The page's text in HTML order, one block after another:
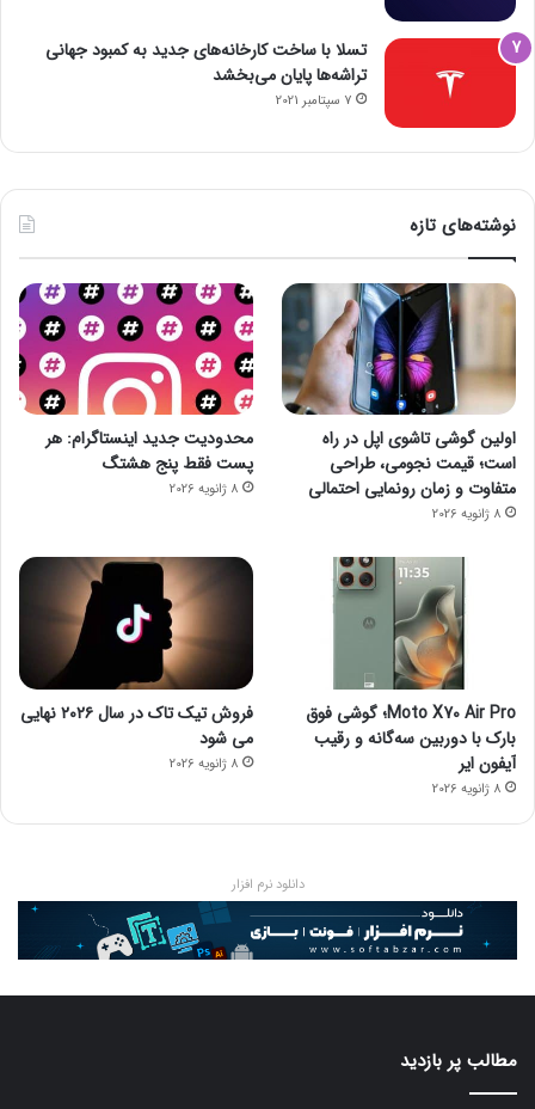
تسلا با ساخت کارخانه‌های جدید به کمبود جهانی
تراشه‌ها پایان می‌بخشد
7 سپتامبر 2021
نوشته‌های تازه
اولین گوشی تاشوی اپل در راه
است؛ قیمت نجومی، طراحی
متفاوت و زمان رونمایی احتمالی
8 ژانویه 2026
محدودیت جدید اینستاگرام: هر
پست فقط پنج هشتگ
8 ژانویه 2026
Moto X70 Air Pro؛ گوشی فوق
بارک با دوربین سه‌گانه و رقیب
آیفون ایر
8 ژانویه 2026
فروش تیک تاک در سال ۲۰۲۶ نهایی
می شود
8 ژانویه 2026
دانلود نرم افزار
مطالب پر بازدید